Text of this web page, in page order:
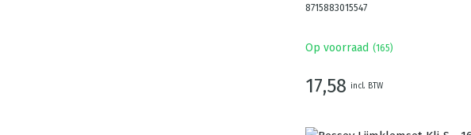
8715883015547
Op voorraad (165)
17,58 incl. BTW